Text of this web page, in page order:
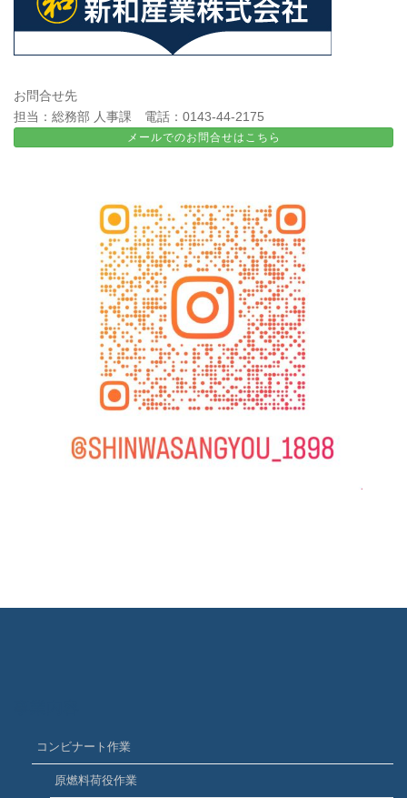
お問合せ先
担当：総務部 人事課 電話：0143-44-2175
メールでのお問合せはこちら
コンビナート作業
原燃料荷役作業